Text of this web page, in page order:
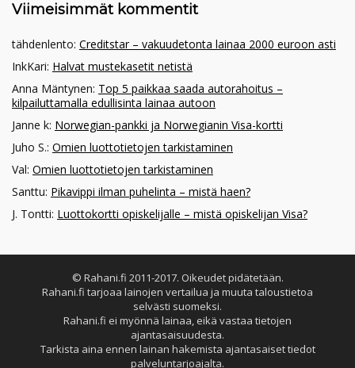
Viimeisimmät kommentit
tähdenlento: Creditstar – vakuudetonta lainaa 2000 euroon asti
InkKari: Halvat mustekasetit netistä
Anna Mäntynen: Top 5 paikkaa saada autorahoitus –
kilpailuttamalla edullisinta lainaa autoon
Janne k: Norwegian-pankki ja Norwegianin Visa-kortti
Juho S.: Omien luottotietojen tarkistaminen
Val: Omien luottotietojen tarkistaminen
Santtu: Pikavippi ilman puhelinta – mistä haen?
J. Tontti: Luottokortti opiskelijalle – mistä opiskelijan Visa?
© Rahani.fi 2011-2017. Oikeudet pidätetään.
Rahani.fi tarjoaa lainojen vertailua ja muuta taloustietoa
selvästi suomeksi.
Rahani.fi ei myönnä lainaa, eikä vastaa tietojen
ajantasaisuudesta.
Tarkista aina ennen lainan hakemista ajantasaiset tiedot
palveluntarjoajalta.